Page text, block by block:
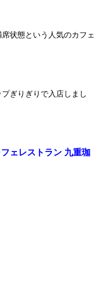
状態という人気のカフェ
ぎりぎりで入店しまし
フェレストラン 九重珈